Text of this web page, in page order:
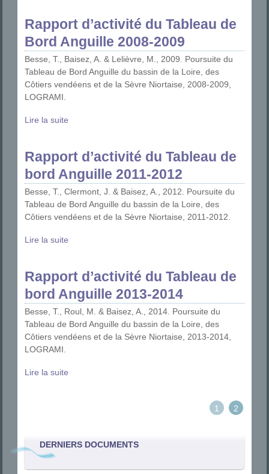
Rapport d’activité du Tableau de
Bord Anguille 2008-2009
Besse, T., Baisez, A. & Lelièvre, M., 2009. Poursuite du
Tableau de Bord Anguille du bassin de la Loire, des
Côtiers vendéens et de la Sèvre Niortaise, 2008-2009,
LOGRAMI.
Lire la suite
Rapport d’activité du Tableau de
bord Anguille 2011-2012
Besse, T., Clermont, J. & Baisez, A., 2012. Poursuite du
Tableau de Bord Anguille du bassin de la Loire, des
Côtiers vendéens et de la Sèvre Niortaise, 2011-2012.
Lire la suite
Rapport d’activité du Tableau de
bord Anguille 2013-2014
Besse, T., Roul, M. & Baisez, A., 2014. Poursuite du
Tableau de Bord Anguille du bassin de la Loire, des
Côtiers vendéens et de la Sèvre Niortaise, 2013-2014,
LOGRAMI.
Lire la suite
1 2
DERNIERS DOCUMENTS